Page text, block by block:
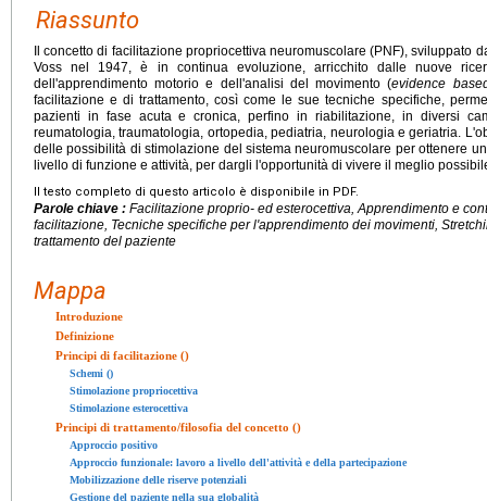
Riassunto
Il concetto di facilitazione propriocettiva neuromuscolare (PNF), sviluppato
Voss nel 1947, è in continua evoluzione, arricchito dalle nuove
dell'apprendimento motorio e dell'analisi del movimento (evidence
facilitazione e di trattamento, così come le sue tecniche specifiche,
pazienti in fase acuta e cronica, perfino in riabilitazione, in diversi
reumatologia, traumatologia, ortopedia, pediatria, neurologia e geriatria.
delle possibilità di stimolazione del sistema neuromuscolare per ottenere
livello di funzione e attività, per dargli l'opportunità di vivere il meglio
Il testo completo di questo articolo è disponibile in PDF.
Parole chiave : Facilitazione proprio- ed esterocettiva, Apprendimento e
facilitazione, Tecniche specifiche per l'apprendimento dei movimenti,
trattamento del paziente
Mappa
Introduzione
Definizione
Principi di facilitazione ()
Schemi ()
Stimolazione propriocettiva
Stimolazione esterocettiva
Principi di trattamento/filosofia del concetto ()
Approccio positivo
Approccio funzionale: lavoro a livello dell'attività e della partecipazione
Mobilizzazione delle riserve potenziali
Gestione del paziente nella sua globalità